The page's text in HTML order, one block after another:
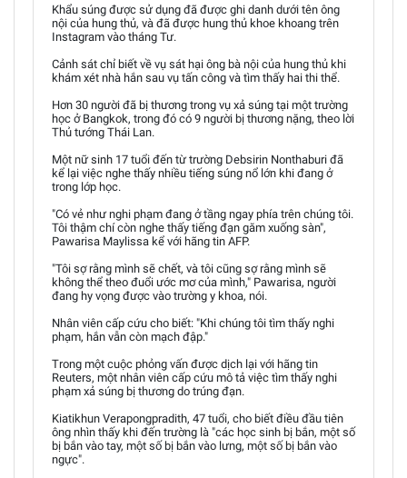
Khẩu súng được sử dụng đã được ghi danh dưới tên ông
nội của hung thủ, và đã được hung thủ khoe khoang trên
Instagram vào tháng Tư.
Cảnh sát chỉ biết về vụ sát hại ông bà nội của hung thủ khi
khám xét nhà hắn sau vụ tấn công và tìm thấy hai thi thể.
Hơn 30 người đã bị thương trong vụ xả súng tại một trường
học ở Bangkok, trong đó có 9 người bị thương nặng, theo lời
Thủ tướng Thái Lan.
Một nữ sinh 17 tuổi đến từ trường Debsirin Nonthaburi đã
kể lại việc nghe thấy nhiều tiếng súng nổ lớn khi đang ở
trong lớp học.
"Có vẻ như nghi phạm đang ở tầng ngay phía trên chúng tôi.
Tôi thậm chí còn nghe thấy tiếng đạn găm xuống sàn",
Pawarisa Maylissa kể với hãng tin AFP.
"Tôi sợ rằng mình sẽ chết, và tôi cũng sợ rằng mình sẽ
không thể theo đuổi ước mơ của mình," Pawarisa, người
đang hy vọng được vào trường y khoa, nói.
Nhân viên cấp cứu cho biết: "Khi chúng tôi tìm thấy nghi
phạm, hắn vẫn còn mạch đập."
Trong một cuộc phỏng vấn được dịch lại với hãng tin
Reuters, một nhân viên cấp cứu mô tả việc tìm thấy nghi
phạm xả súng bị thương do trúng đạn.
Kiatikhun Verapongpradith, 47 tuổi, cho biết điều đầu tiên
ông nhìn thấy khi đến trường là "các học sinh bị bắn, một số
bị bắn vào tay, một số bị bắn vào lưng, một số bị bắn vào
ngực".